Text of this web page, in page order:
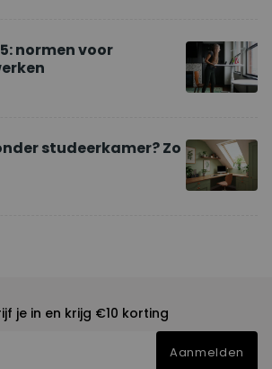
normen voor
studeerkamer? Zo
je in en krijg €10 korting
Aanmelden